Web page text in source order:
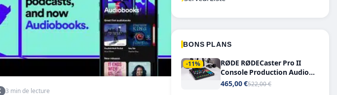
3 min de lecture
BONS PLANS
-11%
RØDE RØDECaster Pro II
Console Production Audio
Tout-en-Un, Bluetooth et
465,00 €522,00 €